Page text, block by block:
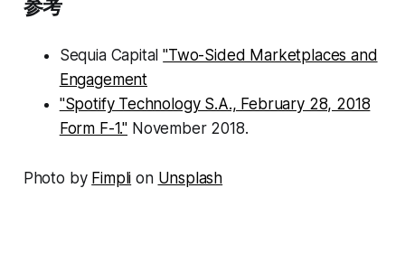
参考
Sequia Capital"Two-Sided Marketplaces and
Engagement
"Spotify Technology S.A., February 28, 2018
Form F-1." November 2018.
Photo by Fimpli on Unsplash